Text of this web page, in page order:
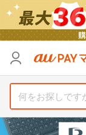
支払い方法